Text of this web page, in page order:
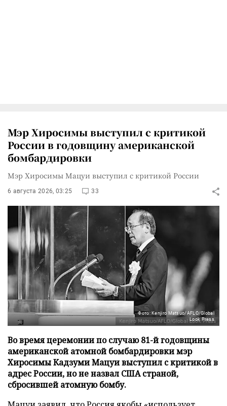
Мэр Хиросимы выступил с критикой
России в годовщину американской
бомбардировки
Мэр Хиросимы Мацуи выступил с критикой России
6 августа 2026, 03:25 33
Фото: Kenjiro Matsuo/AFLO/Global
Look Press
Во время церемонии по случаю 81-й годовщины
американской атомной бомбардировки мэр
Хиросимы Кадзуми Мацуи выступил с критикой в
адрес России, но не назвал США страной,
сбросившей атомную бомбу.